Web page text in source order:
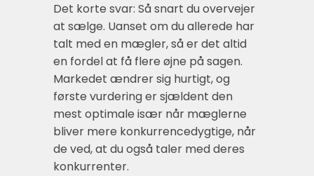
Det korte svar: Så snart du overvejer
at sælge. Uanset om du allerede har
talt med en mægler, så er det altid
en fordel at få flere øjne på sagen.
Markedet ændrer sig hurtigt, og
første vurdering er sjældent den
mest optimale især når mæglerne
bliver mere konkurrencedygtige, når
de ved, at du også taler med deres
konkurrenter.